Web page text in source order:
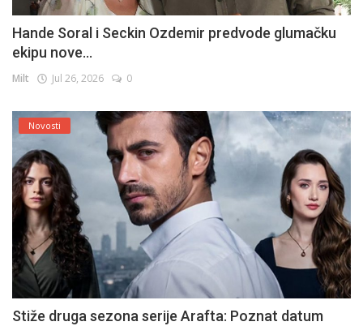
Hande Soral i Seckin Ozdemir predvode glumačku
ekipu nove...
Milt Jul 26, 2026 0
Novosti
Stiže druga sezona serije Arafta: Poznat datum